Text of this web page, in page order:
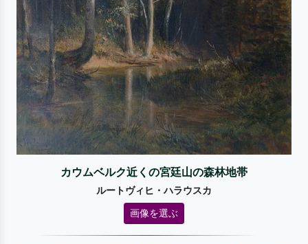
カウムベルク近くの宮廷山の森林地帯
ルートヴィヒ・ハラウスカ
画像を選ぶ